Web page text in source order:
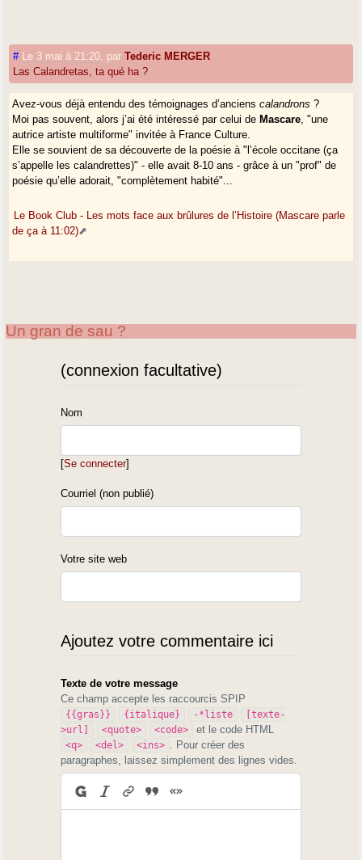
# Le 3 mai à 21:20 parTederic MERGER
Las Calandretas, ta qué ha ?
Avez-vous déjà entendu des témoignages d’ancienscalandrons ?
Moi pas souvent, alors j’ai été intéressé par celui de Mascare , "une
autrice artiste multiforme" invitée à France Culture.
Elle se souvient de sa découverte de la poésie à "l’école occitane (ça
s’appelle les calandrettes)" - elle avait 8-10 ans - grâce à un "prof" de
poésie qu’elle adorait, "complètement habité"...
Le Book Club - Les mots face aux brûlures de l’Histoire (Mascare parle
de ça à 11:02)
Un gran de sau ?
(connexion facultative)
Nom
[Se connecter]
Courriel (non publié)
Votre site web
Ajoutez votre commentaire ici
Texte de votre message
Ce champ accepte les raccourcis SPIP
{{gras}} {italique} -*liste
[texte-
>url]
<quote> <code> et le code HTML
<q> <del> <ins>
. Pour créer des
paragraphes, laissez simplement des lignes vides.